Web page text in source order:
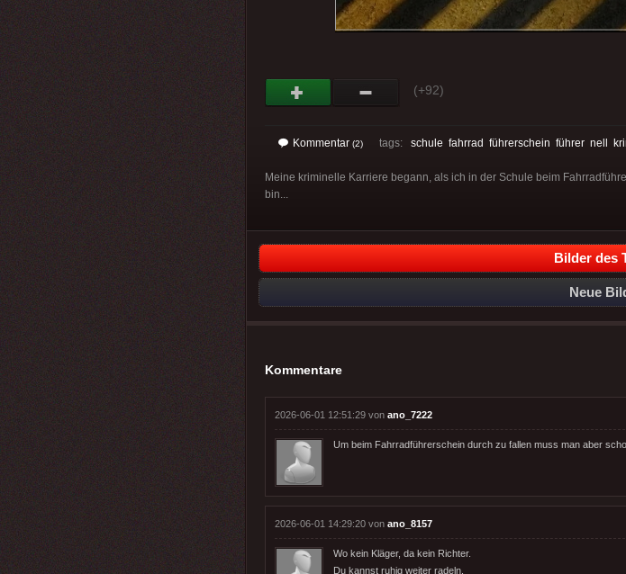
(+92)
Kommentar (2) tags: schule fahrrad führerschein führer nell
Meine kriminelle Karriere begann, als ich in der Schule beim
bin...
Bilder des
Neue
Kommentare
2026-06-01 12:51:29 von ano_7222
Um beim Fahrradführerschein durch zu fallen muss man aber
2026-06-01 14:29:20 von ano_8157
Wo kein Kläger, da kein Richter.
Du kannst ruhig weiter radeln.